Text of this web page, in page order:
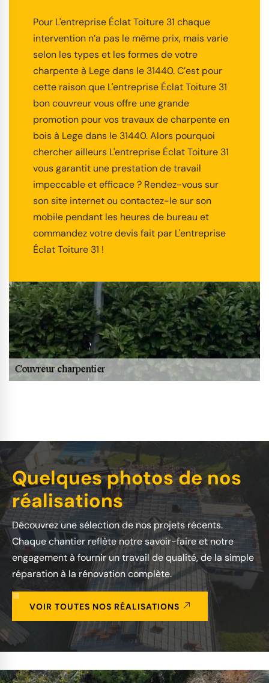
Pour L'entreprise Éclat Toiture 31 chaque
intervention n’a pas le même prix, mais varie
selon les types et les formes de votre
charpente à Lege dans le 31440. C’est pour
cette raison que L'entreprise Éclat Toiture 31
bon couvreur vous offre une grande
promotion pour vos travaux de charpente en
bois à Lege dans le 31440. Alors pourquoi
chercher ailleurs L'entreprise Éclat Toiture 31
vous garantit une prestation de travail
impeccable et efficace ? Rendez-vous sur
son site internet ou contactez-le sur son
mobile pendant les heures de bureau et
commandez votre devis fait par L'entreprise
Éclat Toiture 31 !
Quelques photos de nos
réalisations
Découvrez une sélection de nos projets récents.
Chaque chantier reflète notre savoir-faire et notre
engagement à fournir un travail de qualité, de la simple
réparation à la rénovation complète.
VOIR TOUTES NOS RÉALISATIONS